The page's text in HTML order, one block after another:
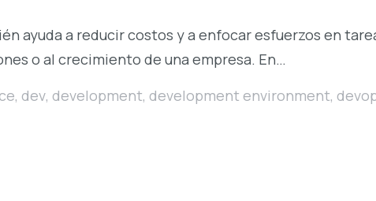
ayuda a reducir costos y a enfocar esfuerzos en
o al crecimiento de una empresa. En…
, dev, development, development environment,